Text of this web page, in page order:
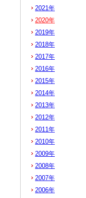
2021年
2020年
2019年
2018年
2017年
2016年
2015年
2014年
2013年
2012年
2011年
2010年
2009年
2008年
2007年
2006年